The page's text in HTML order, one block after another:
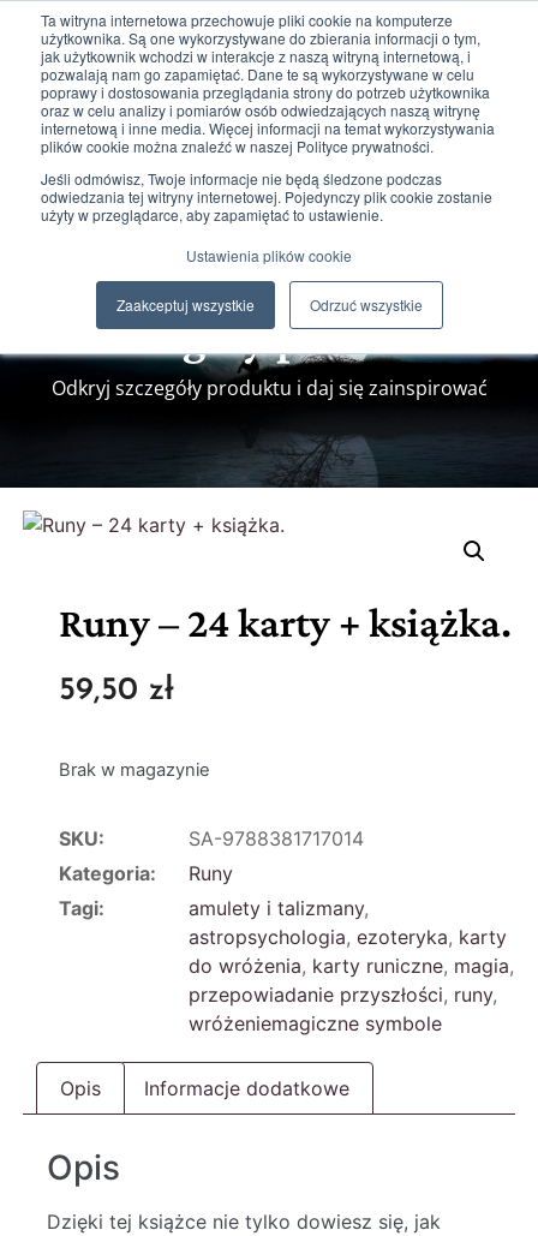
Ta witryna internetowa przechowuje pliki cookie na komputerze
użytkownika. Są one wykorzystywane do zbierania informacji o tym,
jak użytkownik wchodzi w interakcje z naszą witryną internetową, i
pozwalają nam go zapamiętać. Dane te są wykorzystywane w celu
poprawy i dostosowania przeglądania strony do potrzeb użytkownika
oraz w celu analizy i pomiarów osób odwiedzających naszą witrynę
internetową i inne media. Więcej informacji na temat wykorzystywania
plików cookie można znaleźć w naszej Polityce prywatności.
Jeśli odmówisz, Twoje informacje nie będą śledzone podczas
odwiedzania tej witryny internetowej. Pojedynczy plik cookie zostanie
użyty w przeglądarce, aby zapamiętać to ustawienie.
Ustawienia plików cookie
Zaakceptuj wszystkie Odrzuć wszystkie
Szczegóły produktu
Odkryj szczegóły produktu i daj się zainspirować
Runy – 24 karty + książka.
59,50 zł
Brak w magazynie
SKU:
SA-9788381717014
Kategoria:
Runy
Tagi:
amulety i talizmany,
astropsychologia, ezoteryka, karty
do wróżenia, karty runiczne, magia,
przepowiadanie przyszłości, runy,
wróżeniemagiczne symbole
Opis Informacje dodatkowe
Opis
Dzięki tej książce nie tylko dowiesz się, jak